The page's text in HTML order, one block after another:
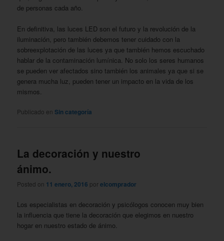
de personas cada año.
En definitiva, las luces LED son el futuro y la revolución de la
iluminación, pero también debemos tener cuidado con la
sobreexplotación de las luces ya que también hemos escuchado
hablar de la contaminación lumínica. No solo los seres humanos
se pueden ver afectados sino también los animales ya que si se
genera mucha luz, pueden tener un impacto en la vida de los
mismos.
Publicado en Sin categoría
La decoración y nuestro
ánimo.
Posted on 11 enero, 2016 porelcomprador
Los especialistas en decoración y psicólogos conocen muy bien
la influencia que tiene la decoración que elegimos en nuestro
hogar en nuestro estado de ánimo.